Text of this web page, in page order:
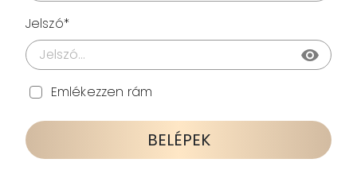
Jelszó*
visibility
Emlékezzen rám
BELÉPEK